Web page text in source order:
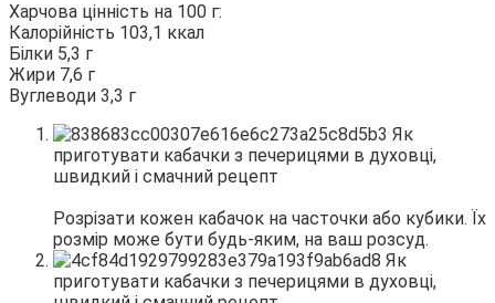
Харчова цінність на 100 г:
Калорійність 103,1 ккал
Білки 5,3 г
Жири 7,6 г
Вуглеводи 3,3 г
Розрізати кожен кабачок на часточки або кубики. Їх
розмір може бути будь-яким, на ваш розсуд.